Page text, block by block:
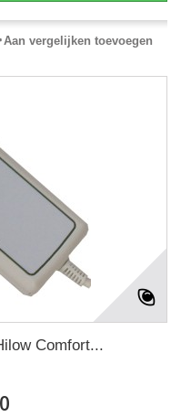
Aan vergelijken toevoegen
Comfort...